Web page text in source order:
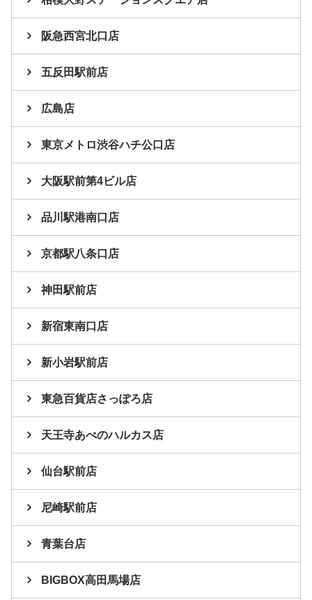
阪急西宮北口店
五反田駅前店
広島店
東京メトロ渋谷ハチ公口店
大阪駅前第4ビル店
品川駅港南口店
京都駅八条口店
神田駅前店
新宿東南口店
新小岩駅前店
東急百貨店さっぽろ店
天王寺あべのハルカス店
仙台駅前店
尼崎駅前店
青葉台店
BIGBOX高田馬場店